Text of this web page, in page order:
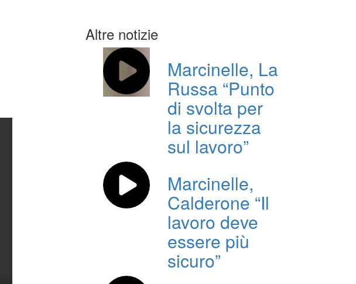
Altre notizie
Marcinelle, La
Russa “Punto
di svolta per
la sicurezza
sul lavoro”
Marcinelle,
Calderone “Il
lavoro deve
essere più
sicuro”